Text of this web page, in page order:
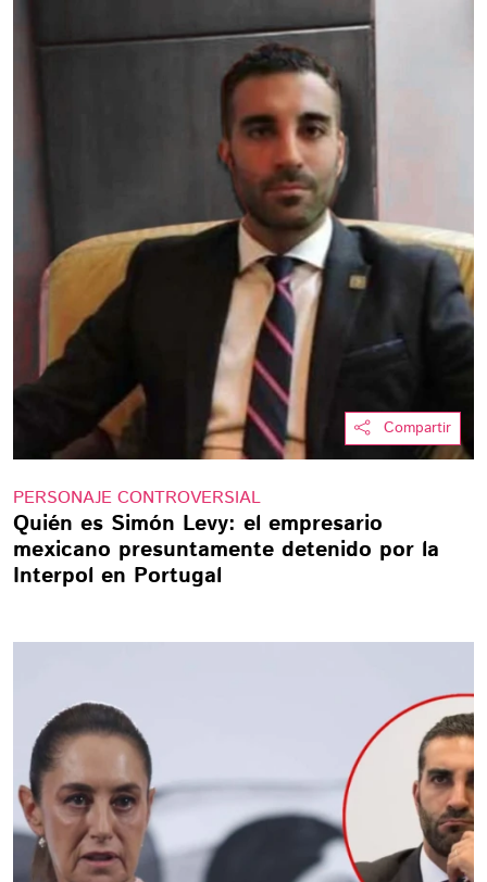
Compartir
PERSONAJE CONTROVERSIAL
Quién es Simón Levy: el empresario
mexicano presuntamente detenido por la
Interpol en Portugal